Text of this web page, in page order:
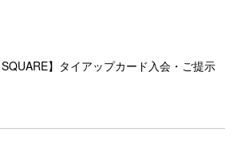
SQUARE】タイアップカード入会・ご提示